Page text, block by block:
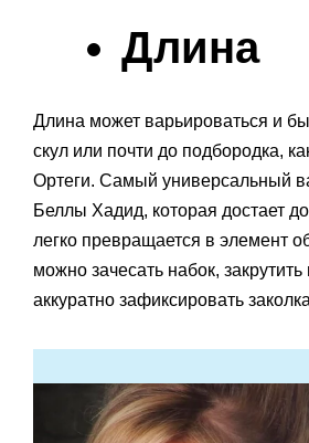
Длина
Длина может варьироваться и
скул или почти до подбородка,
Ортеги. Самый универсальный
Беллы Хадид, которая достает
легко превращается в элемент
можно зачесать набок,
аккуратно зафиксировать